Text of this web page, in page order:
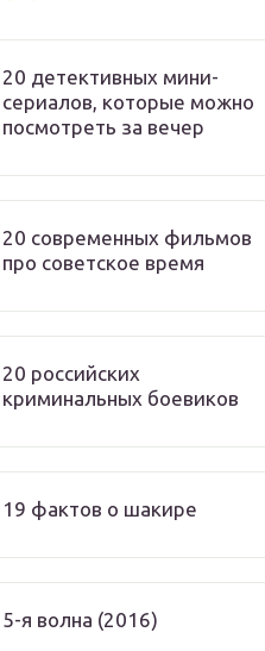
20 детективных мини-
сериалов, которые можно
посмотреть за вечер
20 современных фильмов
про советское время
20 российских
криминальных боевиков
19 фактов о шакире
5-я волна (2016)